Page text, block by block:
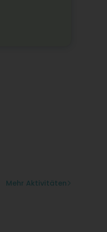
Mehr Aktivitäten